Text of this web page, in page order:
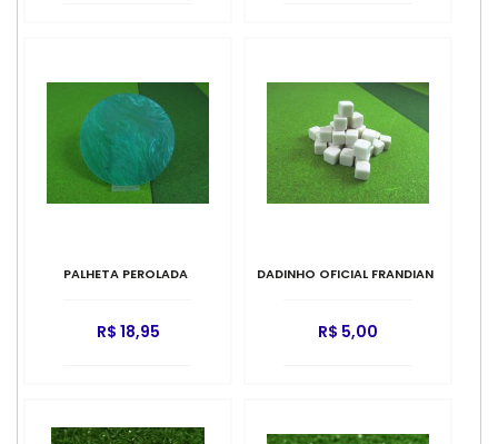
PALHETA PEROLADA
R$ 18,95
DADINHO OFICIAL FRANDIAN
R$ 5,00